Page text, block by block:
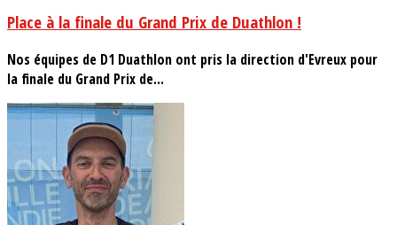
Place à la finale du Grand Prix de Duathlon !
Nos équipes de D1 Duathlon ont pris la direction d'Evreux pour
la finale du Grand Prix de...